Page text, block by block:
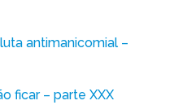
antimanicomial –
ficar – parte XXX